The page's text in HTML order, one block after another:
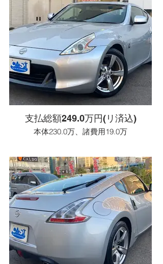
支払総額249.0万円(リ済込)
本体230.0万、諸費用19.0万